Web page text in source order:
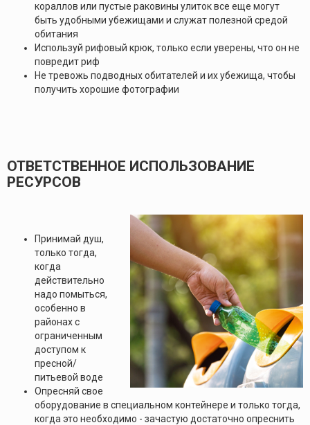
кораллов или пустые раковины улиток все еще могут
быть удобными убежищами и служат полезной средой
обитания
Используй рифовый крюк, только если уверены, что он не
повредит риф
Не тревожь подводных обитателей и их убежища, чтобы
получить хорошие фотографии
ОТВЕТСТВЕННОЕ ИСПОЛЬЗОВАНИЕ
РЕСУРСОВ
Принимай душ,
только тогда,
когда
действительно
надо помыться,
особенно в
районах с
ограниченным
доступом к
пресной/
питьевой воде
Опресняй свое
оборудование в специальном контейнере и только тогда,
когда это необходимо - зачастую достаточно опреснить